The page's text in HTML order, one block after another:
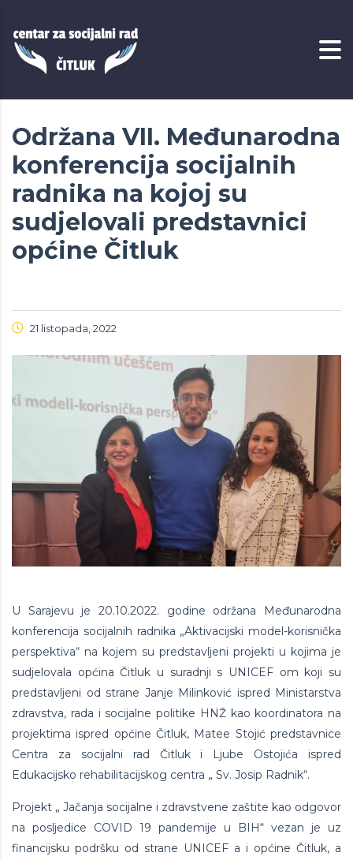
Održana VII. Međunarodna
konferencija socijalnih
radnika na kojoj su
sudjelovali predstavnici
općine Čitluk
21 listopada, 2022
U Sarajevu je 20.10.2022. godine održana Međunarodna
konferencija socijalnih radnika „Aktivacijski model-korisnička
perspektiva“ na kojem su predstavljeni projekti u kojima je
sudjelovala općina Čitluk u suradnji s UNICEF om koji su
predstavljeni od strane Janje Milinković ispred Ministarstva
zdravstva, rada i socijalne politike HNŽ kao koordinatora na
projektima ispred općine Čitluk, Matee Stojić predstavnice
Centra za socijalni rad Čitluk i Ljube Ostojića ispred
Edukacijsko rehabilitacijskog centra „ Sv. Josip Radnik“.
Projekt „ Jačanja socijalne i zdravstvene zaštite kao odgovor
na posljedice COVID 19 pandemije u BIH“ vezan je uz
financijsku podršku od strane UNICEF a i općine Čitluk, a